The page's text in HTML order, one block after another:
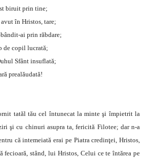
biruit prin tine;
în Hristos, tare;
ai prin răbdare;
de copil lucrată;
Sfânt insuflată;
prealăudată!
tatăl tău cel întunecat la minte şi împietrit la
şi cu chinuri asupra ta, fericită Filotee; dar n-a
că intemeiată erai pe Piatra credinţei, Hristos,
fecioară, stând, lui Hristos, Celui ce te întărea pe